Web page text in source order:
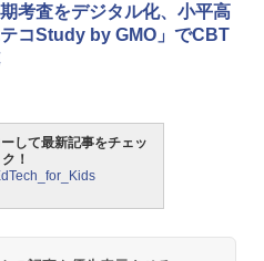
ボードゲーム 「ロボット・タ
」 プログラミング的思考力を育
説明書付 4歳～ 76431 誕生日
ス
原子・分子に強くなるカードゲ
考査をデジタル化、小平高
コStudy by GMO」でCBT
して最新記事をチェッ
ク！